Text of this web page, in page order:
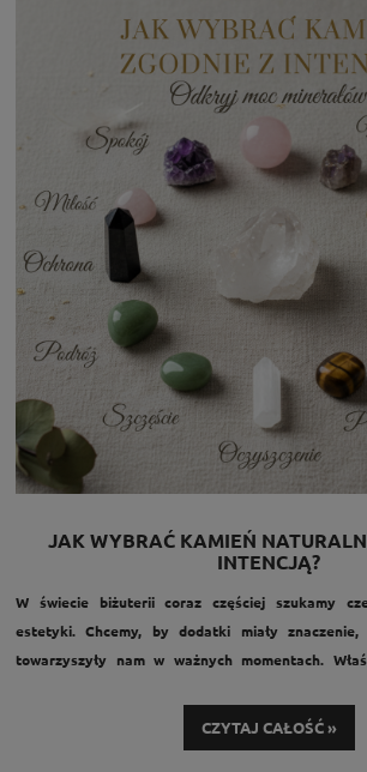
JAK WYBRAĆ KAMIEŃ
INTENCJĄ?
W świecie biżuterii coraz częściej szukamy
estetyki. Chcemy, by dodatki miały
towarzyszyły nam w ważnych momentach.
którym od wieków przypisuje się określone
jednych to subtelna forma pracy z emocjami, dla
CZYTAJ CAŁOŚĆ »